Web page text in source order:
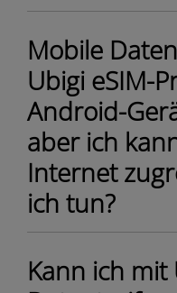
Mobile
Ubigi eSIM-
Android-
aber ich
Internet
ich tun?
Kann ich mit